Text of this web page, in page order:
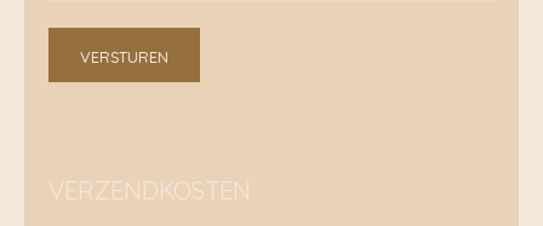
VERSTUREN
VERZENDKOSTEN